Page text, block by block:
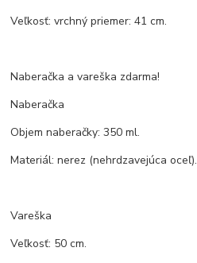
Veľkosť: vrchný priemer: 41 cm.
Naberačka a vareška zdarma!
Naberačka
Objem naberačky: 350 ml.
Materiál: nerez (nehrdzavejúca oceľ).
Vareška
Veľkosť: 50 cm.